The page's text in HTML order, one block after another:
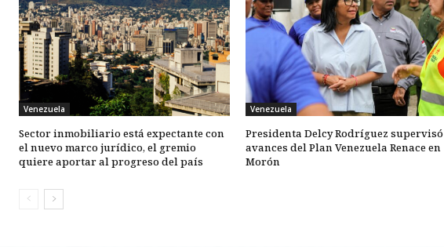
Venezuela
Sector inmobiliario está expectante con
el nuevo marco jurídico, el gremio
quiere aportar al progreso del país
Venezuela
Presidenta Delcy Rodríguez supervisó
avances del Plan Venezuela Renace en
Morón